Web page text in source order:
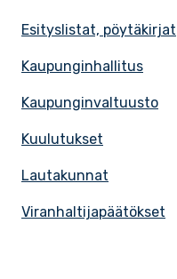
Esityslistat, pöytäkirjat
Kaupunginhallitus
Kaupunginvaltuusto
Kuulutukset
Lautakunnat
Viranhaltijapäätökset